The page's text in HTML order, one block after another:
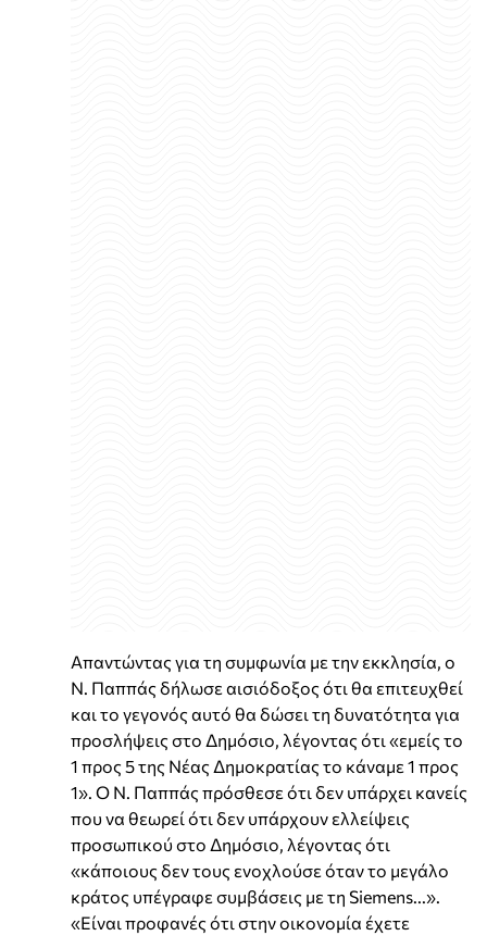
Απαντώντας για τη συμφωνία με την εκκλησία, ο
Ν. Παππάς δήλωσε αισιόδοξος ότι θα επιτευχθεί
και το γεγονός αυτό θα δώσει τη δυνατότητα για
προσλήψεις στο Δημόσιο, λέγοντας ότι «εμείς το
1 προς 5 της Νέας Δημοκρατίας το κάναμε 1 προς
1». Ο Ν. Παππάς πρόσθεσε ότι δεν υπάρχει κανείς
που να θεωρεί ότι δεν υπάρχουν ελλείψεις
προσωπικού στο Δημόσιο, λέγοντας ότι
«κάποιους δεν τους ενοχλούσε όταν το μεγάλο
κράτος υπέγραφε συμβάσεις με τη Siemens...».
«Είναι προφανές ότι στην οικονομία έχετε